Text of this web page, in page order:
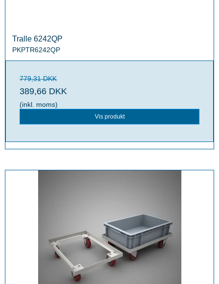
Tralle 6242QP
PKPTR6242QP
779,31 DKK
389,66 DKK
(inkl. moms)
Vis produkt